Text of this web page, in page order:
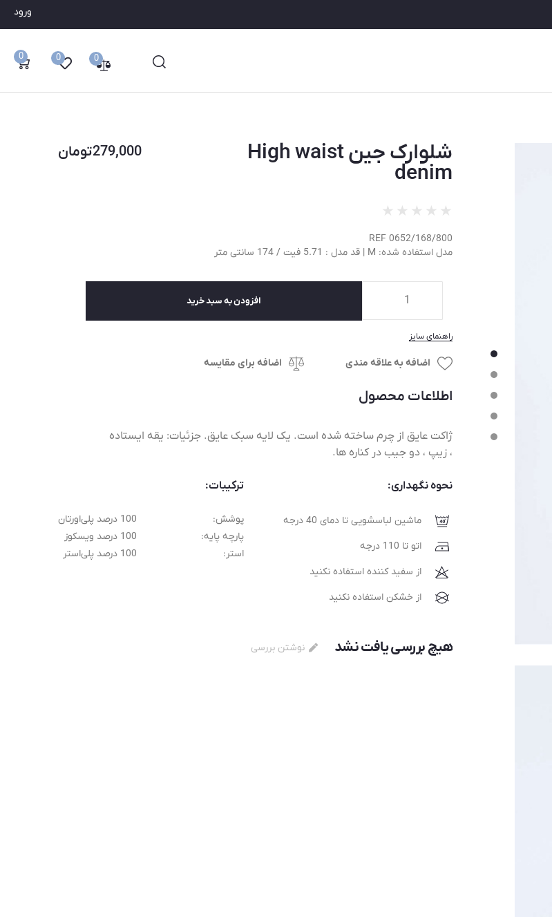
ورود
0
0
0
شلوارک جین High waist
denim
279,000تومان
★
★
★
★
★
REF 0652/168/800
مدل استفاده شده: M | قد مدل : 5.71 فیت / 174 سانتی متر
افزودن به سبد خرید
راهنمای سایز
اضافه به علاقه مندی اضافه برای مقایسه
اطلاعات محصول
ژاکت عایق از چرم ساخته شده است. یک لایه سبک عایق. جزئیات: یقه ایستاده
، زیپ ، دو جیب در کناره ها.
نحوه نگهداری:
ماشین لباسشویی تا دمای 40 درجه
اتو تا 110 درجه
از سفید کننده استفاده نکنید
از خشکن استفاده نکنید
ترکیبات:
پوشش:
پارچه پایه:
استر:
100 درصد پلی‌اورتان
100 درصد ویسکوز
100 درصد پلی‌استر
هیچ بررسی یافت نشد نوشتن بررسی